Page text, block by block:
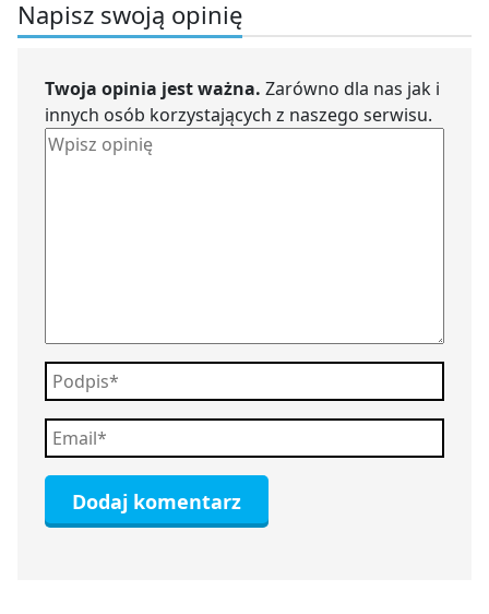
Napisz swoją opinię
Twoja opinia jest ważna. Zarówno dla nas jak i
innych osób korzystających z naszego serwisu.